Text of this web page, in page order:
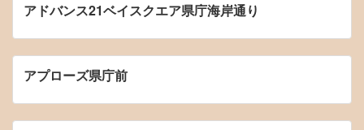
アドバンス21ベイスクエア県庁海岸通り
アプローズ県庁前